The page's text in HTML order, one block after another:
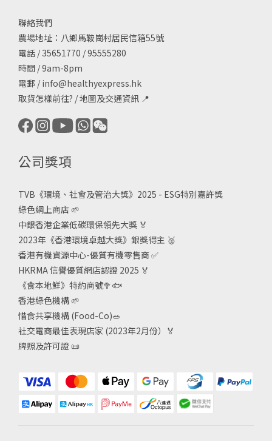
聯絡我們
農場地址：八鄉馬鞍崗村居民信箱55號
電話 / 35651770 / 95555280
時間 / 9am-8pm
電郵 / info@healthyexpress.hk
取貨怎樣前往? /地圖及交通資訊 📍
公司獎項
TVB《環境、社會及管治大獎》2025 - ESG特別嘉許獎
綠色網上商店 🌱
中銀香港企業低碳環保領先大獎 🏅
2023年《香港環境卓越大獎》銀獎得主 🥈
香港有機資源中心-優質有機零售商✅
HKRMA 信譽優質網店認證 2025 🏅
《食本地鮮》特約商號🥦🐟
香港綠色機構 🌱
惜食共享機構 (Food-Co)🥗
社交電商最佳表現店家 (2023年2月份）🏅
牌照及許可證 📜